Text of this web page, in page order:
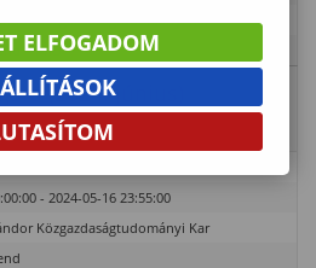
Közgazdaságtudományi Kar
– PhD
(2024. június)
- 2024-05-16 23:55:00
Közgazdaságtudományi Kar
ELFOGADOM